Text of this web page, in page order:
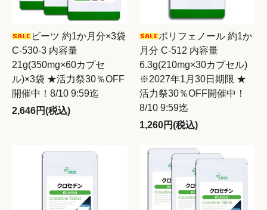
ビーツ 約1か月分×3袋
C-530-3 内容量
21g(350mg×60カプセ
ル)×3袋 ★活力祭30％OFF
開催中！8/10 9:59迄
2,646円(税込)
ポリフェノール 約1か
月分 C-512 内容量
6.3g(210mg×30カプセル)
※2027年1月30日期限 ★
活力祭30％OFF開催中！
8/10 9:59迄
1,260円(税込)